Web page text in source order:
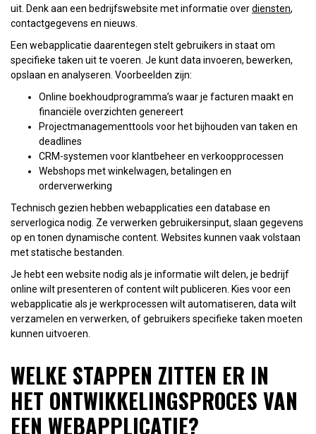
uit. Denk aan een bedrijfswebsite met informatie overdiensten,
contactgegevens en nieuws.
Een webapplicatie daarentegen stelt gebruikers in staat om
specifieke taken uit te voeren. Je kunt data invoeren, bewerken,
opslaan en analyseren. Voorbeelden zijn:
Online boekhoudprogramma’s waar je facturen maakt en
financiële overzichten genereert
Projectmanagementtools voor het bijhouden van taken en
deadlines
CRM-systemen voor klantbeheer en verkoopprocessen
Webshops met winkelwagen, betalingen en
orderverwerking
Technisch gezien hebben webapplicaties een database en
serverlogica nodig. Ze verwerken gebruikersinput, slaan gegevens
op en tonen dynamische content. Websites kunnen vaak volstaan
met statische bestanden.
Je hebt een website nodig als je informatie wilt delen, je bedrijf
online wilt presenteren of content wilt publiceren. Kies voor een
webapplicatie als je werkprocessen wilt automatiseren, data wilt
verzamelen en verwerken, of gebruikers specifieke taken moeten
kunnen uitvoeren.
WELKE STAPPEN ZITTEN ER IN
HET ONTWIKKELINGSPROCES VAN
EEN WEBAPPLICATIE?